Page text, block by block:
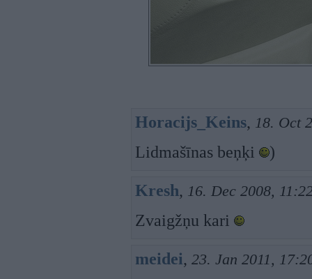
Horacijs_Keins, 18. Oct
Lidmašīnas beņķi )
Kresh, 16. Dec 2008,
Zvaigžņu kari
meidei, 23. Jan 2011,